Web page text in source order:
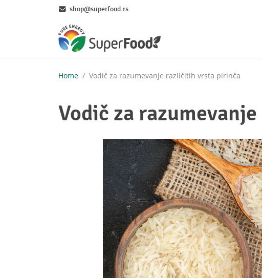
shop@superfood.rs
Home Vodič za razumevanje različitih vrsta pirinča
Vodič za